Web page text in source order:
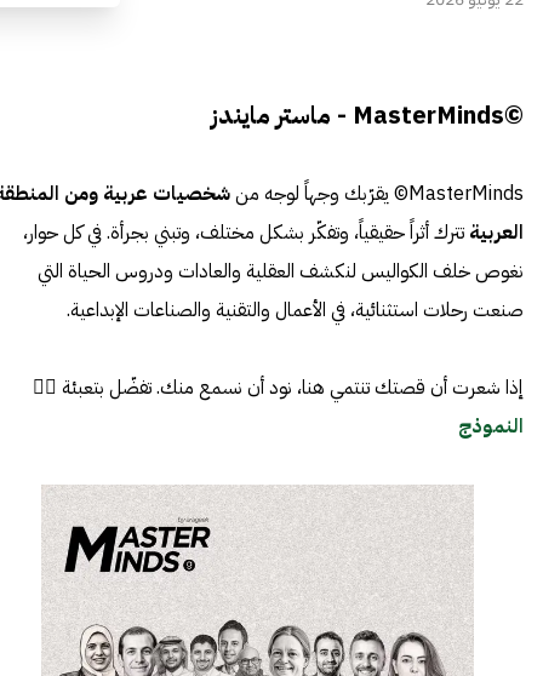
©MasterMinds - ماستر مايندز
MasterMinds© يقرّبك وجهاً لوجه من
شخصيات عربية ومن
العربية تترك أثراً حقيقياً، وتفكّر بشكل مختلف، وتبني بجرأة. في كل حوار،
نغوص خلف الكواليس لنكشف العقلية والعادات ودروس الحياة التي
صنعت رحلات استثنائية، في الأعمال والتقنية والصناعات الإبداعية.
إذا شعرت أن قصتك تنتمي هنا، نود أن نسمع منك. تفضّل بتعبئة 👈🏼
النموذج